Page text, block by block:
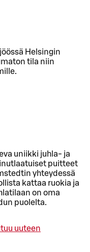
Helsingin
tila niin
uniikki juhla- ja
puitteet
yhteydessä
kattaa ruokia ja
on oma
puolelta.
uuteen